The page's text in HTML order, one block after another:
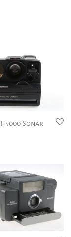
5000 Sonar